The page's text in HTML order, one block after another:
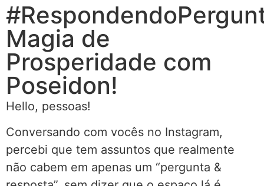
Magia de
Prosperidade com
Poseidon!
Hello, pessoas!
Conversando com vocês no Instagram,
percebi que tem assuntos que realmente
não cabem em apenas um “pergunta &